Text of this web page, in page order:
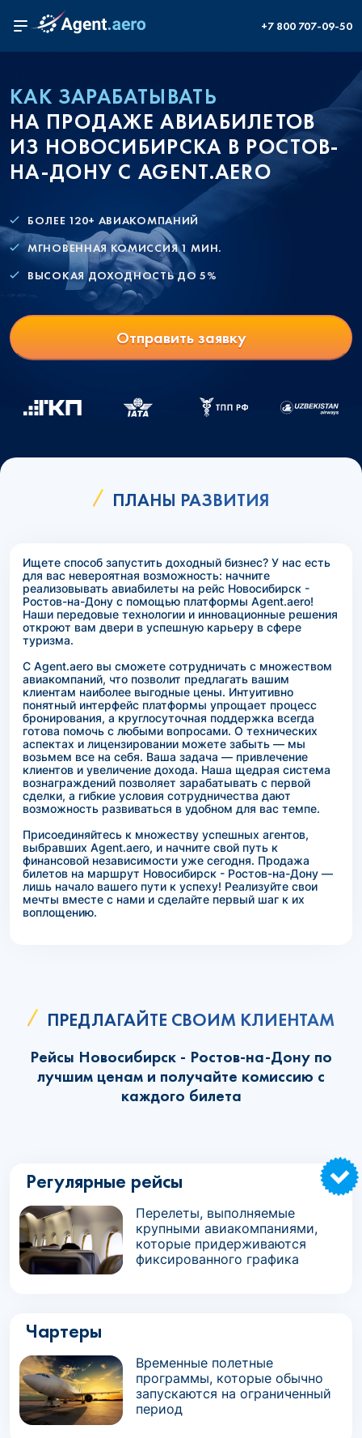
+7 800 707-09-50
КАК ЗАРАБАТЫВАТЬ
НА ПРОДАЖЕ АВИАБИЛЕТОВ
ИЗ НОВОСИБИРСКА В РОСТОВ-
НА-ДОНУ С AGENT.AERO
БОЛЕЕ 120+ АВИАКОМПАНИЙ
МГНОВЕННАЯ КОМИССИЯ 1 МИН.
ВЫСОКАЯ ДОХОДНОСТЬ ДО 5%
Отправить заявку
ПЛАНЫ РАЗВИТИЯ
Ищете способ запустить доходный бизнес? У нас есть
для вас невероятная возможность: начните
реализовывать авиабилеты на рейс Новосибирск -
Ростов-на-Дону с помощью платформы Agent.aero!
Наши передовые технологии и инновационные решения
откроют вам двери в успешную карьеру в сфере
туризма.
С Agent.aero вы сможете сотрудничать с множеством
авиакомпаний, что позволит предлагать вашим
клиентам наиболее выгодные цены. Интуитивно
понятный интерфейс платформы упрощает процесс
бронирования, а круглосуточная поддержка всегда
готова помочь с любыми вопросами. О технических
аспектах и лицензировании можете забыть — мы
возьмем все на себя. Ваша задача — привлечение
клиентов и увеличение дохода. Наша щедрая система
вознаграждений позволяет зарабатывать с первой
сделки, а гибкие условия сотрудничества дают
возможность развиваться в удобном для вас темпе.
Присоединяйтесь к множеству успешных агентов,
выбравших Agent.aero, и начните свой путь к
финансовой независимости уже сегодня. Продажа
билетов на маршрут Новосибирск - Ростов-на-Дону —
лишь начало вашего пути к успеху! Реализуйте свои
мечты вместе с нами и сделайте первый шаг к их
воплощению.
ПРЕДЛАГАЙТЕ СВОИМ КЛИЕНТАМ
Рейсы Новосибирск - Ростов-на-Дону по
лучшим ценам и получайте комиссию с
каждого билета
Регулярные рейсы
Перелеты, выполняемые
крупными авиакомпаниями,
которые придерживаются
фиксированного графика
Чартеры
Временные полетные
программы, которые обычно
запускаются на ограниченный
период